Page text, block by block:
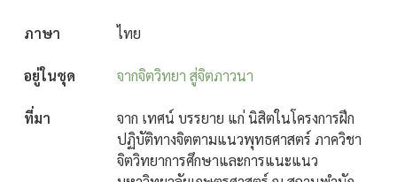
ภาษา ไทย
อยู่ในชุด จากจิตวิทยา สู่จิตภาวนา
ที่มา
จาก เทศน์ บรรยาย แก่ นิสิตในโครงการฝึก
ปฏิบัติทางจิตตามแนวพุทธศาสตร์ ภาควิชา
จิตวิทยาการศึกษาและการแนะแนว